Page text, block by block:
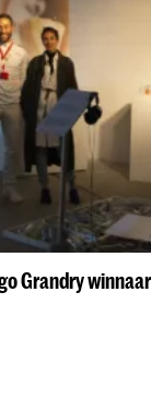
Grandry